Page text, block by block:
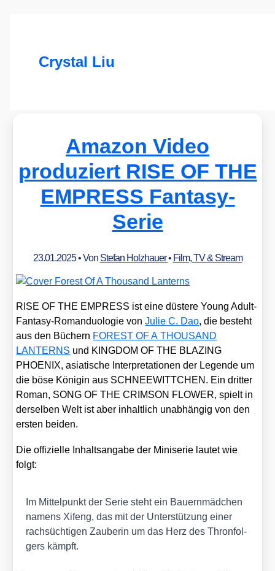
Crystal Liu
Amazon Video
produziert RISE OF THE
EMPRESS Fantasy-
Serie
23.01.2025• Von Stefan Holzhauer• Film, TV & Stream
RISE OF THE EMPRESS ist eine düs­te­re Young Adult-
Fan­ta­sy-Roman­duo­lo­gie vonJulie C. Dao, die besteht
aus den Büchern FOREST OF A THOUSAND
LANTERNS und KINGDOM OF THE BLAZING
PHOENIX, asia­ti­sche Inter­pre­ta­tio­nen der Legen­de um
die böse Köni­gin aus SCHNEEWITTCHEN. Ein drit­ter
Roman, SONG OF THE CRIMSON FLOWER, spielt in
der­sel­ben Welt ist aber inhalt­lich unab­hän­gig von den
ers­ten bei­den.
Die offi­zi­el­le Inhalts­an­ga­be der Mini­se­rie lau­tet wie
folgt:
Im Mit­tel­punkt der Serie steht ein Bau­ern­mäd­chen
namens Xifeng, das mit der Unter­stüt­zung einer
rach­süch­ti­gen Zau­be­rin um das Herz des Thron­fol­
gers kämpft.